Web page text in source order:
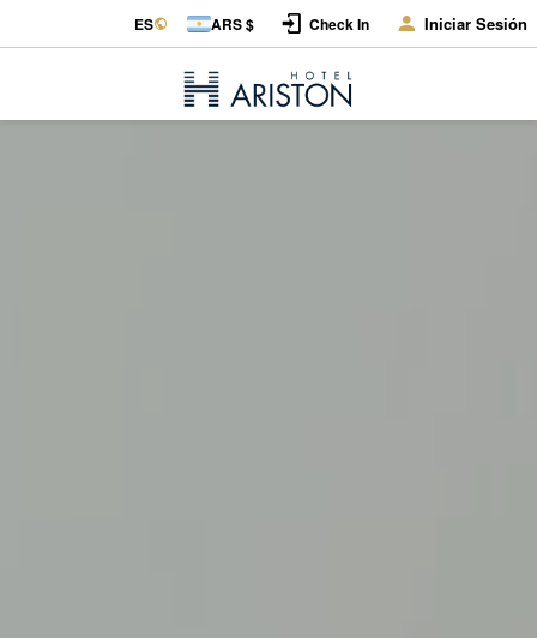
ES ARS $ Check In Iniciar Sesión